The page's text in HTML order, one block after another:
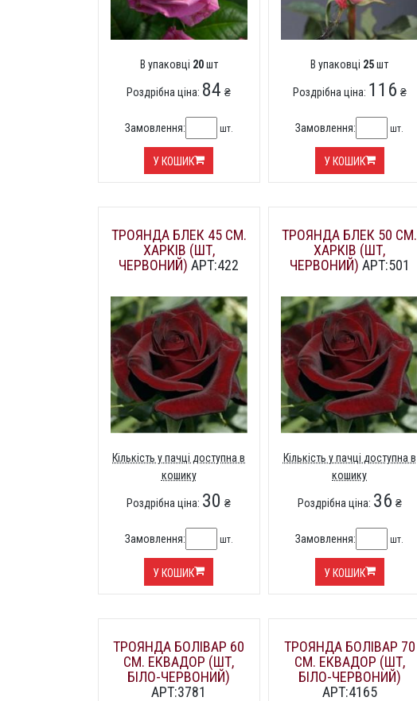
В упаковці 20шт
Роздрібна ціна: 84 ₴
Замовлення: шт.
У КОШИК
В упаковці 25шт
Роздрібна ціна: 116 ₴
Замовлення: шт.
У КОШИК
ТРОЯНДА БЛЕК 45 СМ.
ХАРКІВ (ШТ,
ЧЕРВОНИЙ) АРТ:422
Кількість у пачці доступна в
кошику
Роздрібна ціна: 30 ₴
Замовлення: шт.
У КОШИК
ТРОЯНДА БЛЕК 50 СМ.
ХАРКІВ (ШТ,
ЧЕРВОНИЙ) АРТ:501
Кількість у пачці доступна в
кошику
Роздрібна ціна: 36 ₴
Замовлення: шт.
У КОШИК
ТРОЯНДА БОЛІВАР 60
СМ. ЕКВАДОР (ШТ,
БІЛО-ЧЕРВОНИЙ)
АРТ:3781
ТРОЯНДА БОЛІВАР 70
СМ. ЕКВАДОР (ШТ,
БІЛО-ЧЕРВОНИЙ)
АРТ:4165